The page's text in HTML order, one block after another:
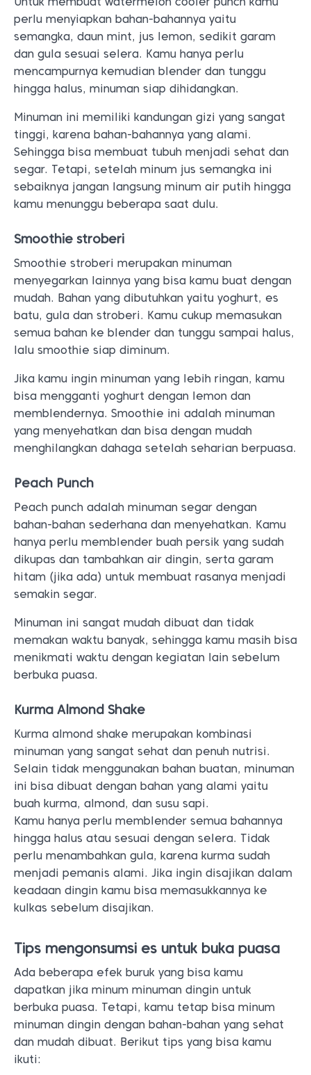
perlu menyiapkan bahan-bahannya yaitu
semangka, daun mint, jus lemon, sedikit garam
dan gula sesuai selera. Kamu hanya perlu
mencampurnya kemudian blender dan tunggu
hingga halus, minuman siap dihidangkan.
Minuman ini memiliki kandungan gizi yang sangat
tinggi, karena bahan-bahannya yang alami.
Sehingga bisa membuat tubuh menjadi sehat dan
segar. Tetapi, setelah minum jus semangka ini
sebaiknya jangan langsung minum air putih hingga
kamu menunggu beberapa saat dulu.
Smoothie stroberi
Smoothie stroberi merupakan minuman
menyegarkan lainnya yang bisa kamu buat dengan
mudah. Bahan yang dibutuhkan yaitu yoghurt, es
batu, gula dan stroberi. Kamu cukup memasukan
semua bahan ke blender dan tunggu sampai halus,
lalu smoothie siap diminum.
Jika kamu ingin minuman yang lebih ringan, kamu
bisa mengganti yoghurt dengan lemon dan
memblendernya. Smoothie ini adalah minuman
yang menyehatkan dan bisa dengan mudah
menghilangkan dahaga setelah seharian berpuasa.
Peach Punch
Peach punch adalah minuman segar dengan
bahan-bahan sederhana dan menyehatkan. Kamu
hanya perlu memblender buah persik yang sudah
dikupas dan tambahkan air dingin, serta garam
hitam (jika ada) untuk membuat rasanya menjadi
semakin segar.
Minuman ini sangat mudah dibuat dan tidak
memakan waktu banyak, sehingga kamu masih bisa
menikmati waktu dengan kegiatan lain sebelum
berbuka puasa.
Kurma Almond Shake
Kurma almond shake merupakan kombinasi
minuman yang sangat sehat dan penuh nutrisi.
Selain tidak menggunakan bahan buatan, minuman
ini bisa dibuat dengan bahan yang alami yaitu
buah kurma, almond, dan susu sapi.
Kamu hanya perlu memblender semua bahannya
hingga halus atau sesuai dengan selera. Tidak
perlu menambahkan gula, karena kurma sudah
menjadi pemanis alami. Jika ingin disajikan dalam
keadaan dingin kamu bisa memasukkannya ke
kulkas sebelum disajikan.
Tips mengonsumsi es untuk buka puasa
Ada beberapa efek buruk yang bisa kamu
dapatkan jika minum minuman dingin untuk
berbuka puasa. Tetapi, kamu tetap bisa minum
minuman dingin dengan bahan-bahan yang sehat
dan mudah dibuat. Berikut tips yang bisa kamu
ikuti: